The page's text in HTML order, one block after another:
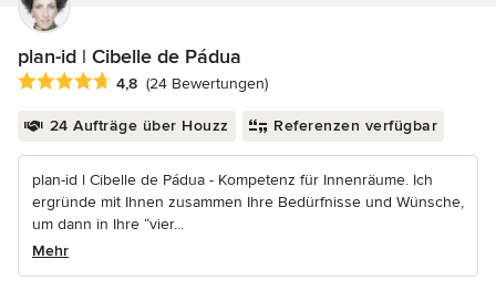
plan-id | Cibelle de Pádua
Durchschnittliche Bewertung: 4.8 von 5 Sternen
4,8 (24 Bewertungen)
24 Aufträge über Houzz Referenzen verfügbar
plan-id l Cibelle de Pádua - Kompetenz für Innenräume. Ich
ergründe mit Ihnen zusammen Ihre Bedürfnisse und Wünsche,
um dann in Ihre “vier...
Mehr